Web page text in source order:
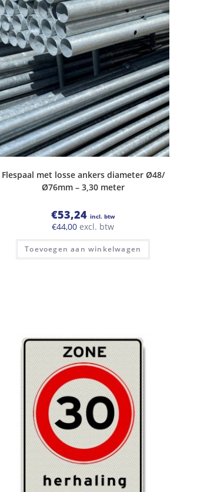
Flespaal met losse ankers diameter Ø48/
Ø76mm – 3,30 meter
€53,24 incl. btw
€44,00 excl. btw
Toevoegen aan winkelwagen